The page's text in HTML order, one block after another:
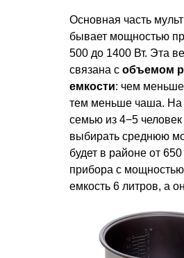
Основная часть
бывает мощностью
500 до 1400 Вт. Эта
связана с объемом
емкости: чем
тем меньше чаша.
семью из 4−5 человек
выбирать среднюю
будет в районе от
прибора с
емкость 6 литров, а